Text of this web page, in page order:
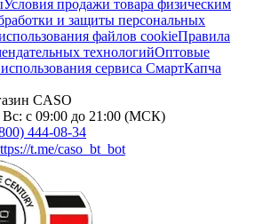
Условия продажи товара физическим
и защиты персональных
файлов cookieПравила
технологийОптовые
сервиса СмартКапча
CASO
с 09:00 до 21:00 (МСК)
444-08-34
t.me/caso_bt_bot